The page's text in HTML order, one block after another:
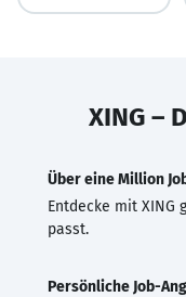
XING –
Über eine Million
Entdecke mit XING
passt.
Persönliche Job-